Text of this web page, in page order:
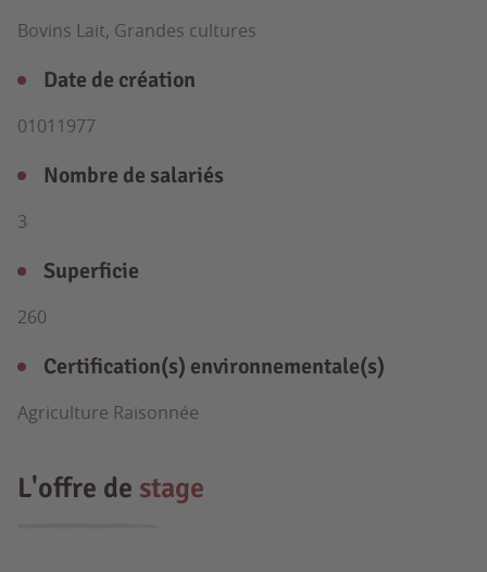
Bovins Lait, Grandes cultures
Date de création
01011977
Nombre de salariés
3
Superficie
260
Certification(s) environnementale(s)
Agriculture Raisonnée
L'offre de stage